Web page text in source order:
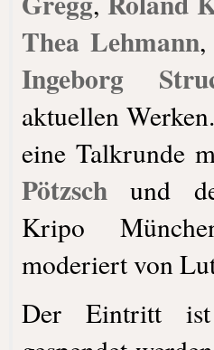
Thea Lehmann
Ingeborg
aktuellen
eine Talkrunde
Pötzschund
Kripo
moderiert von
Der Eintritt